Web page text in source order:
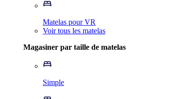
Matelas pour VR
Voir tous les matelas
Magasiner par taille de matelas
Simple